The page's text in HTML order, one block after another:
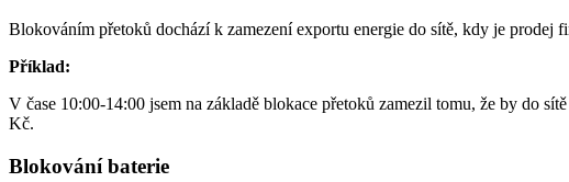
Blokováním přetoků dochází k zamezení exportu energie do sítě, kdy je prodej
Příklad:
V čase 10:00-14:00 jsem na základě blokace přetoků zamezil tomu, že by do
Kč.
Blokování baterie